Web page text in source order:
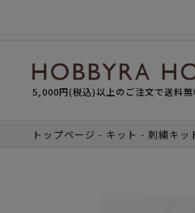
5,000円(税込)以上のご注文で送料
トップページ キット 刺繍キッ